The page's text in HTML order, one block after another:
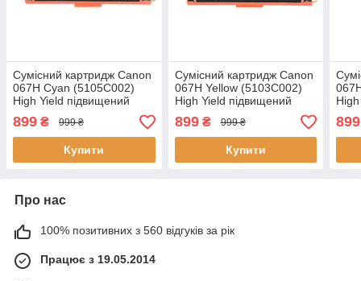
Сумісний картридж Canon
067H Cyan (5105C002)
High Yield підвищений
ресурс, блакитний, 2350
стор., Gravitone
899 ₴ 999 ₴
Купити
Сумісний картридж Canon
067H Yellow (5103C002)
High Yield підвищений
ресурс, жовтий, 2350
стор., Gravitone
899₴ 999 ₴
Купити
899
Про нас
100% позитивних з 560 відгуків за рік
Працює з 19.05.2014